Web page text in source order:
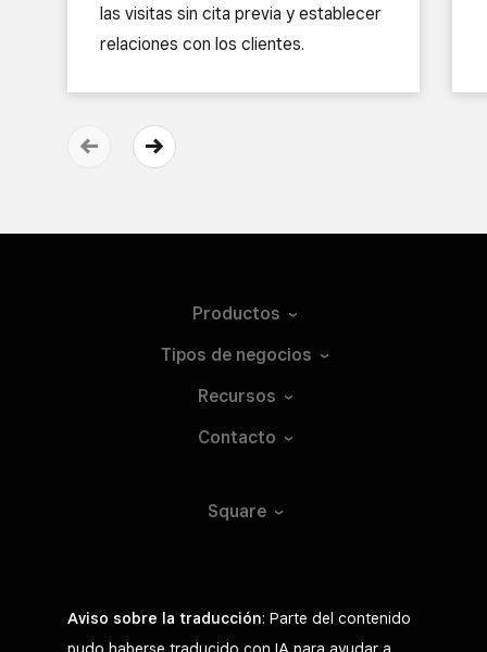
las visitas sin cita previa y establecer
relaciones con los clientes.
Productos
Tipos de negocios
Recursos
Contacto
Square
Aviso sobre la traducción: Parte del contenido